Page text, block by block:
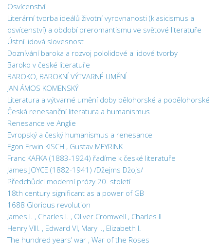
Osvícenství
Literární tvorba ideálů životní vyrovnanosti (klasicismus a
osvícenství) a období preromantismu ve světové literatuře
Ústní lidová slovesnost
Doznívání baroka a rozvoj pololidové a lidové tvorby
Baroko v české literatuře
BAROKO, BAROKNÍ VÝTVARNÉ UMĚNÍ
JAN ÁMOS KOMENSKÝ
Literatura a výtvarné umění doby bělohorské a pobělohorské
Česká renesanční literatura a humanismus
Renesance ve Anglie
Evropský a český humanismus a renesance
Egon Erwin KISCH , Gustav MEYRINK
Franc KAFKA (1883-1924) řadíme k české literatuře
James JOYCE (1882-1941) /Džejms Džojs/
Předchůdci moderní prózy 20. století
18th century significant as a power of GB
1688 Glorious revolution
James I. , Charles I. , Oliver Cromwell , Charles II
Henry VIII. , Edward VI, Mary I., Elizabeth I.
The hundred years’ war , War of the Roses